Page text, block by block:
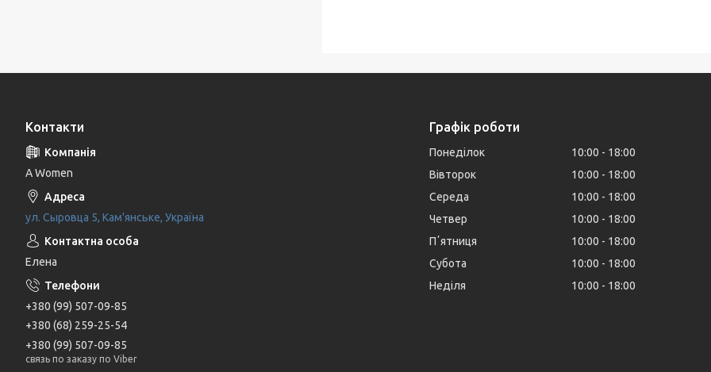
Контакти
A Women
ул. Сыровца 5, Кам'янське, Україна
Елена
+380 (99) 507-09-85
+380 (68) 259-25-54
+380 (99) 507-09-85
связь по заказу по Viber
Графік роботи
Понеділок 10:00
18:00
Вівторок
10:00
18:00
Середа
10:00
18:00
Четвер
10:00
18:00
Пʼятниця
10:00
18:00
Субота
10:00
18:00
Неділя
10:00 18:00